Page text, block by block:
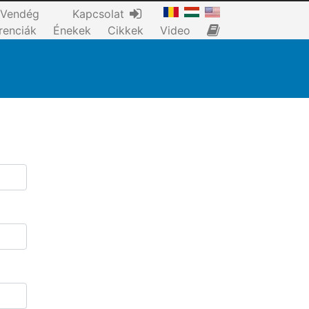
Vendég Kapcsolat
Énekek Cikkek Video